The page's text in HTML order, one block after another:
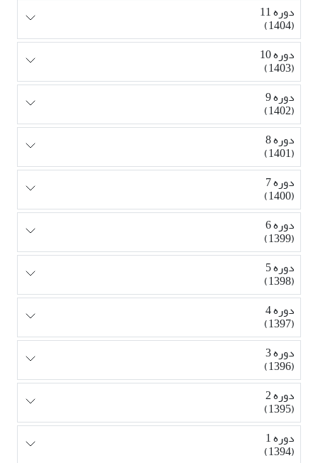
دوره 11
(1404)
دوره 10
(1403)
دوره 9
(1402)
دوره 8
(1401)
دوره 7
(1400)
دوره 6
(1399)
دوره 5
(1398)
دوره 4
(1397)
دوره 3
(1396)
دوره 2
(1395)
دوره 1
(1394)